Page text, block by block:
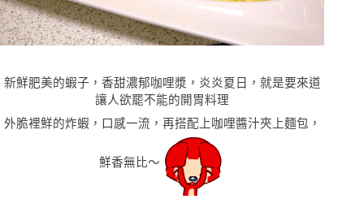
新鮮肥美的蝦子，香甜濃郁咖哩漿，炎炎夏日，就是要來道
讓人欲罷不能的開胃料理
外脆裡鮮的炸蝦，口感一流，再搭配上咖哩醬汁夾上麵包，
鮮香無比〜